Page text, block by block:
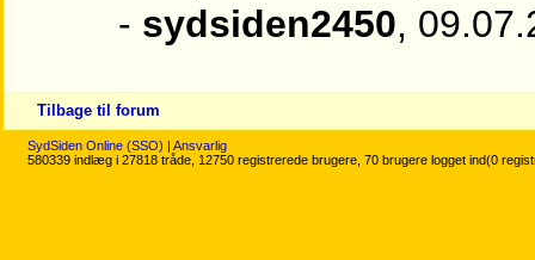
- sydsiden2450,
Tilbage til forum
SydSiden Online (SSO) | Ansvarlig
580339 indlæg i 27818 tråde, 12750 registrerede brugere, 70 brugere logget ind(0